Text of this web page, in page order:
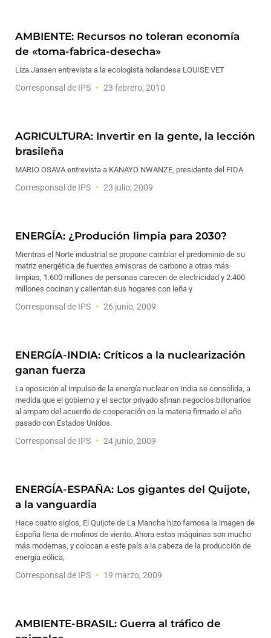
AMBIENTE: Recursos no toleran economía
de «toma-fabrica-desecha»
Liza Jansen entrevista a la ecologista holandesa LOUISE VET
Corresponsal de IPS 23 febrero, 2010
AGRICULTURA: Invertir en la gente, la lección
brasileña
MARIO OSAVA entrevista a KANAYO NWANZE, presidente del FIDA
Corresponsal de IPS 23 julio, 2009
ENERGÍA: ¿Produción limpia para 2030?
Mientras el Norte industrial se propone cambiar el predominio de su
matriz energética de fuentes emisoras de carbono a otras más
limpias, 1.600 millones de personas carecen de electricidad y 2.400
millones cocinan y calientan sus hogares con leña y
Corresponsal de IPS 26 junio, 2009
ENERGÍA-INDIA: Críticos a la nuclearización
ganan fuerza
La oposición al impulso de la energía nuclear en India se consolida, a
medida que el gobierno y el sector privado afinan negocios billonarios
al amparo del acuerdo de cooperación en la materia firmado el año
pasado con Estados Unidos.
Corresponsal de IPS 24 junio, 2009
ENERGÍA-ESPAÑA: Los gigantes del Quijote,
a la vanguardia
Hace cuatro siglos, El Quijote de La Mancha hizo famosa la imagen de
España llena de molinos de viento. Ahora estas máquinas son mucho
más modernas, y colocan a este país a la cabeza de la producción de
energía eólica,
Corresponsal de IPS 19 marzo, 2009
AMBIENTE-BRASIL: Guerra al tráfico de